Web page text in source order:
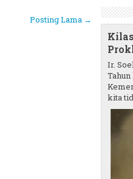
Posting Lama →
Ir.
kita